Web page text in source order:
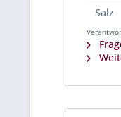
Salz